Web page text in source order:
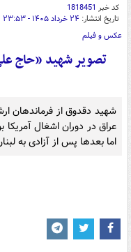
کد خبر 1818451
تاریخ انتشار: ۲۴ خرداد ۱۴۰۵ - ۲۳:۵۳
عکس و فیلم
تصویر شهید «حاج
شهید دقدوق از فرماندهان
اما بعدها پس از آزادی به